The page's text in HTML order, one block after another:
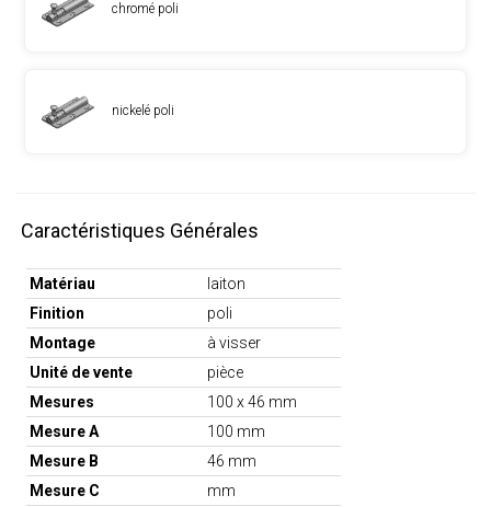
chromé poli
nickelé poli
Caractéristiques Générales
Matériau
laiton
Finition
poli
Montage
à visser
Unité de vente
pièce
Mesures
100 x 46 mm
Mesure A
100 mm
Mesure B
46 mm
Mesure C
mm